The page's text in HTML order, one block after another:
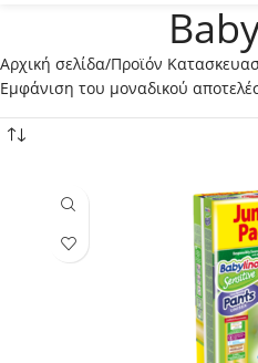
Αρχική σελίδα Προϊόν
Εμφάνιση του μοναδικού